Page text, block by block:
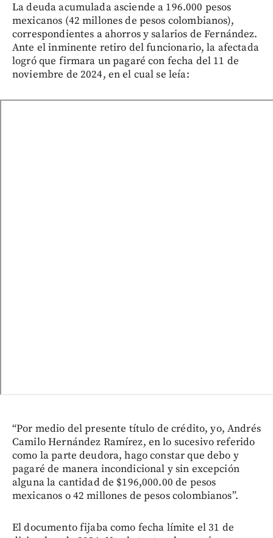
La deuda acumulada asciende a 196.000 pesos
mexicanos (42 millones de pesos colombianos),
correspondientes a ahorros y salarios de Fernández.
Ante el inminente retiro del funcionario, la afectada
logró que firmara un pagaré con fecha del 11 de
noviembre de 2024, en el cual se leía:
“Por medio del presente título de crédito, yo, Andrés
Camilo Hernández Ramírez, en lo sucesivo referido
como la parte deudora, hago constar que debo y
pagaré de manera incondicional y sin excepción
alguna la cantidad de $196,000.00 de pesos
mexicanos o 42 millones de pesos colombianos”.
El documento fijaba como fecha límite el 31 de